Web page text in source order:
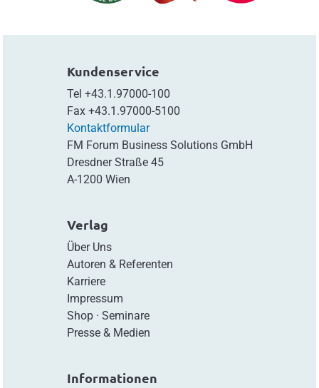
Kundenservice
Tel +43.1.97000-100
Fax +43.1.97000-5100
Kontaktformular
FM Forum Business Solutions GmbH
Dresdner Straße 45
A-1200 Wien
Verlag
Über Uns
Autoren & Referenten
Karriere
Impressum
Shop· Seminare
Presse & Medien
Informationen